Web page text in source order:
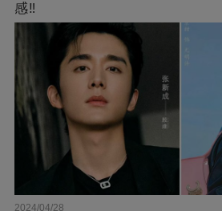
感‼️
2024/04/28